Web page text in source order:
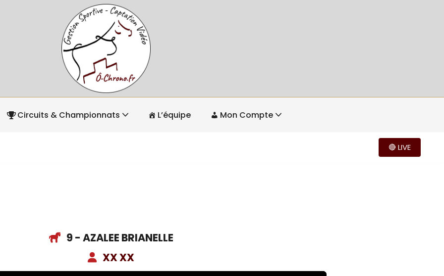
Circuits & Championnats L’équipe Mon Compte
🔴 LIVE
9 - AZALEE BRIANELLE
XX XX